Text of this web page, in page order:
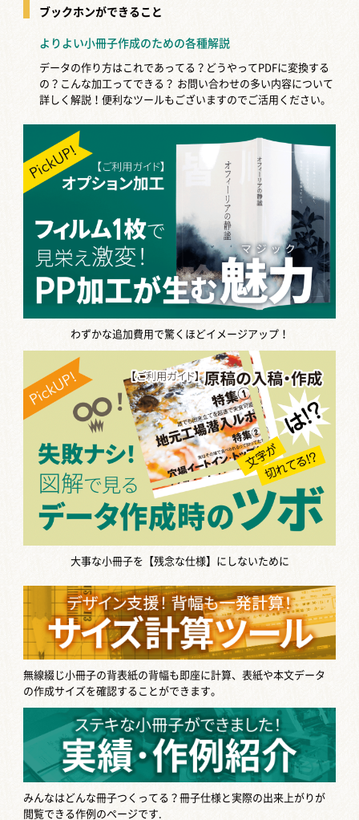
【Word,Excel,PowerPoi...
Word、Excel、PowerPointなど、マイ
クロソフトのOfficeシリーズを使って
作成したファイルを他の環境で […]
WordやExcelで作成したデータをPDF
に変換したら、 「点線で作った罫線が
実線になっている」 「点線 […]
【Illustrator】配置した背景透...
Photoshopで作成した画像を
Illustratorに張り付けて作業をしたいと
いう場面、多いのではないでしょう
か。 […]
Illustratorで作成したデータをPDFに変
換したら、それまで作成していたデー
タと色味が変わってしまう、というこ
と […]
PDFが縮小されて印刷される原因と対
処方...
PDFで作成したデータを印刷したと
き、指定したサイズより縮小され小さ
くなって印刷されてしまうことがあり
ブックホンができること
よりよい小冊子作成のための各種解説
データの作り方はこれであってる？どうやってPDFに変換する
の？こんな加工ってできる？ お問い合わせの多い内容について
詳しく解説！便利なツールもございますのでご活用ください。
わずかな追加費用で驚くほどイメージアップ！
大事な小冊子を【残念な仕様】にしないために
無線綴じ小冊子の背表紙の背幅も即座に計算、表紙や本文データ
の作成サイズを確認することができます。
みんなはどんな冊子つくってる？冊子仕様と実際の出来上がりが
閲覧できる作例のページです.